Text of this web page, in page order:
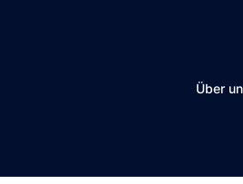
Über